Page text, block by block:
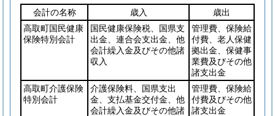
会計の名称
歳入
歳出
高取町国民健康
保険特別会計
国民健康保険税、国県支
出金、連合会支出金、他
会計繰入金及びその他諸
収入
管理費、保険給
付費、老人保健
拠出金、保健事
業費及びその他
諸支出金
高取町介護保険
特別会計
介護保険料、国県支出
金、支払基金交付金、他
会計繰入金及びその他諸
管理費、保険給
付費及びその他
諸支出金